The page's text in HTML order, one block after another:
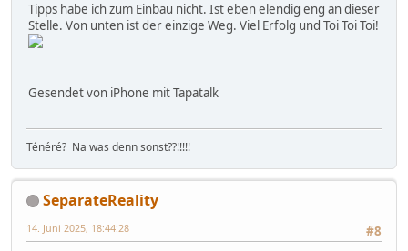
Tipps habe ich zum Einbau nicht. Ist eben elendig eng an dieser
Stelle. Von unten ist der einzige Weg. Viel Erfolg und Toi Toi Toi!
Gesendet von iPhone mit Tapatalk
Ténéré? Na was denn sonst??!!!!!
SeparateReality
#8
14. Juni 2025, 18:44:28